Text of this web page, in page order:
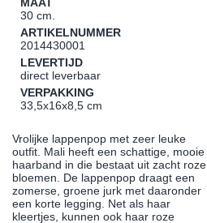
30 cm.
ARTIKELNUMMER
2014430001
LEVERTIJD
direct leverbaar
VERPAKKING
33,5x16x8,5 cm
Vrolijke lappenpop met zeer leuke
outfit. Mali heeft een schattige, mooie
haarband in die bestaat uit zacht roze
bloemen. De lappenpop draagt een
zomerse, groene jurk met daaronder
een korte legging. Net als haar
kleertjes, kunnen ook haar roze